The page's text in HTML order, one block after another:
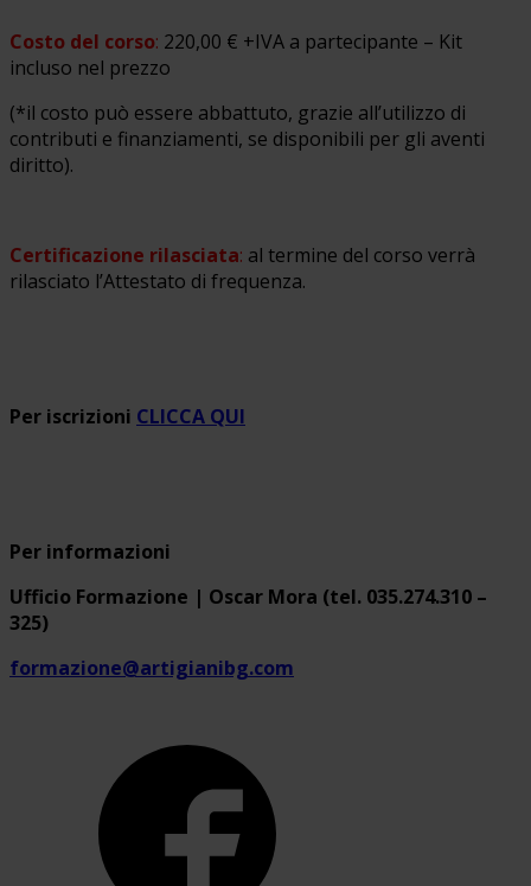
Costo del corso: 220,00 € +IVA a partecipante – Kit
incluso nel prezzo
(*il costo può essere abbattuto, grazie all’utilizzo di
contributi e finanziamenti, se disponibili per gli aventi
diritto).
Certificazione rilasciata: al termine del corso verrà
rilasciato l’Attestato di frequenza.
Per iscrizioni CLICCA QUI
Per informazioni
Ufficio Formazione | Oscar Mora (tel. 035.274.310 –
325)
formazione@artigianibg.com